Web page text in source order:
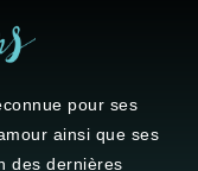
pour ses
ainsi que ses
des dernières